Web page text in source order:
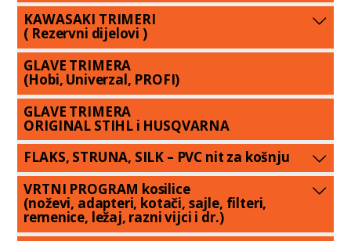
KAWASAKI TRIMERI
( Rezervni dijelovi )
GLAVE TRIMERA
(Hobi, Univerzal, PROFI)
GLAVE TRIMERA
ORIGINAL STIHL i HUSQVARNA
FLAKS, STRUNA, SILK – PVC nit za košnju
VRTNI PROGRAM kosilice
(noževi, adapteri, kotači, sajle, filteri,
remenice, ležaj, razni vijci i dr.)